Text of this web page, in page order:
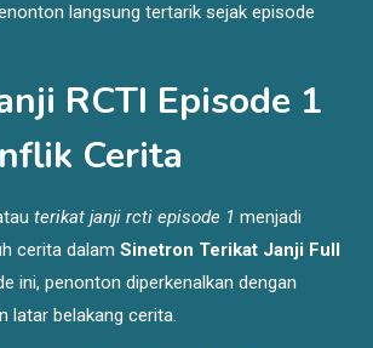
langsung tertarik sejak episode
RCTI Episode 1
Cerita
terikat janji rcti episode 1 menjadi
cerita dalam Sinetron Terikat Janji Full
ini, penonton diperkenalkan dengan
latar belakang cerita.